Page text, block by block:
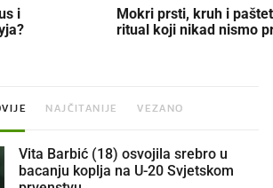
i
Mokri prsti, kruh i
ritual koji nikad nismo
NAJČITANIJE VEZANO
Vita Barbić (18) osvojila srebro u
bacanju koplja na U-20 Svjetskom